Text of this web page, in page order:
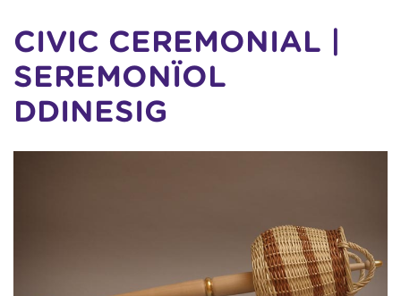
CIVIC CEREMONIAL |
SEREMONÏOL
DDINESIG